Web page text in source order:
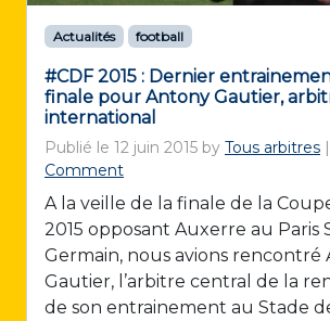
Actualités football
#CDF 2015 : Dernier
finale pour Antony Gautier,
international
Publié le 12 juin 2015 by Tous arbitres |
Comment
A la veille de la finale de la
2015 opposant Auxerre au Paris
Germain, nous avions rencontré
Gautier, l’arbitre central de la
de son entrainement au Stade